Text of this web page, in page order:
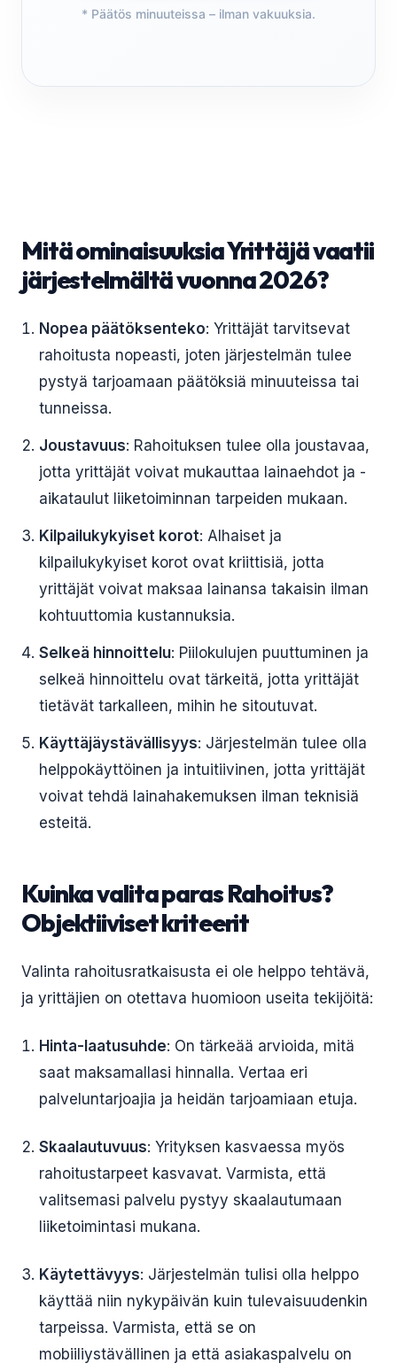
* Päätös minuuteissa – ilman vakuuksia.
Mitä ominaisuuksia Yrittäjä vaatii
järjestelmältä vuonna 2026?
Nopea päätöksenteko: Yrittäjät tarvitsevat
rahoitusta nopeasti, joten järjestelmän tulee
pystyä tarjoamaan päätöksiä minuuteissa tai
tunneissa.
Joustavuus: Rahoituksen tulee olla joustavaa,
jotta yrittäjät voivat mukauttaa lainaehdot ja -
aikataulut liiketoiminnan tarpeiden mukaan.
Kilpailukykyiset korot: Alhaiset ja
kilpailukykyiset korot ovat kriittisiä, jotta
yrittäjät voivat maksaa lainansa takaisin ilman
kohtuuttomia kustannuksia.
Selkeä hinnoittelu: Piilokulujen puuttuminen ja
selkeä hinnoittelu ovat tärkeitä, jotta yrittäjät
tietävät tarkalleen, mihin he sitoutuvat.
Käyttäjäystävällisyys: Järjestelmän tulee olla
helppokäyttöinen ja intuitiivinen, jotta yrittäjät
voivat tehdä lainahakemuksen ilman teknisiä
esteitä.
Kuinka valita paras Rahoitus?
Objektiiviset kriteerit
Valinta rahoitusratkaisusta ei ole helppo tehtävä,
ja yrittäjien on otettava huomioon useita tekijöitä:
Hinta-laatusuhde: On tärkeää arvioida, mitä
saat maksamallasi hinnalla. Vertaa eri
palveluntarjoajia ja heidän tarjoamiaan etuja.
Skaalautuvuus: Yrityksen kasvaessa myös
rahoitustarpeet kasvavat. Varmista, että
valitsemasi palvelu pystyy skaalautumaan
liiketoimintasi mukana.
Käytettävyys: Järjestelmän tulisi olla helppo
käyttää niin nykypäivän kuin tulevaisuudenkin
tarpeissa. Varmista, että se on
mobiiliystävällinen ja että asiakaspalvelu on